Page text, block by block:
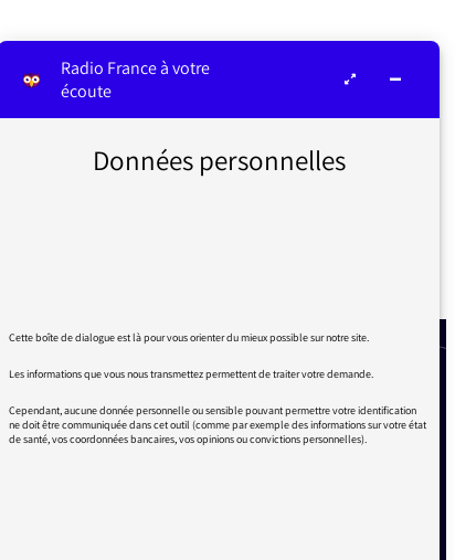
Radio France à votre
écoute
Données personnelles
Cette boîte de dialogue est là pour vous orienter du mieux possible sur notre site.
Les informations que vous nous transmettez permettent de traiter votre demande.
Cependant, aucune donnée personnelle ou sensible pouvant permettre votre identification
ne doit être communiquée dans cet outil (comme par exemple des informations sur votre état
de santé, vos coordonnées bancaires, vos opinions ou convictions personnelles).